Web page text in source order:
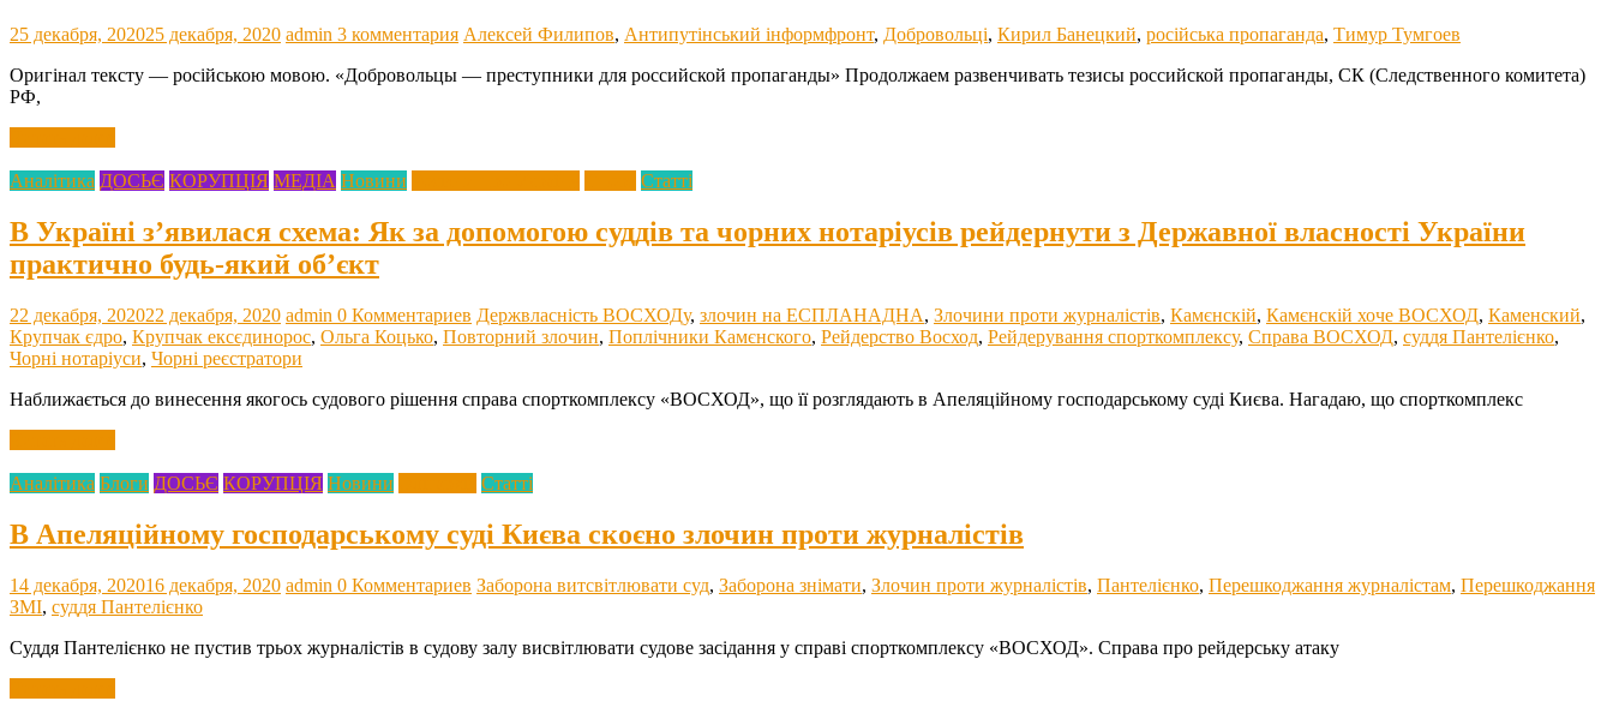
25 декабря, 202025 декабря, 2020 admin 3 комментария Алексей Филипов, Антипутінський інформфронт, Добровольці, Кирил Банецкий, російська пропаганда, Тимур Тумгоев
Оригінал тексту — російською мовою. «Добровольцы — преступники для российской пропаганды» Продолжаем развенчивать тезисы российской пропаганды, СК (Следственного комитета)
РФ,
Аналітика ДОСЬЄ КОРУПЦІЯ МЕДІА Новини Статті
В Україні з’явилася схема: Як за допомогою суддів та чорних нотаріусів рейдернути з Державної власності України
практично будь-який об’єкт
22 декабря, 202022 декабря, 2020 admin 0 Комментариев Держвласність ВОСХОДу, злочин на ЕСПЛАНАДНА, Злочини проти журналістів, Камєнскій, Камєнскій хоче ВОСХОД, Каменский,
Крупчак єдро, Крупчак ексєдинорос, Ольга Коцько, Повторний злочин, Поплічники Камєнского, Рейдерство Восход, Рейдерування спорткомплексу, Справа ВОСХОД, суддя Пантелієнко,
Чорні нотаріуси, Чорні реєстратори
Наближається до винесення якогось судового рішення справа спорткомплексу «ВОСХОД», що її розглядають в Апеляційному господарському суді Києва. Нагадаю, що спорткомплекс
Аналітика Блоги ДОСЬЄ КОРУПЦІЯ Новини Статті
В Апеляційному господарському суді Києва скоєно злочин проти журналістів
14 декабря, 202016 декабря, 2020 admin 0 Комментариев Заборона витсвітлювати суд, Заборона знімати, Злочин проти журналістів, Пантелієнко, Перешкоджання журналістам, Перешкоджання
ЗМІ, суддя Пантелієнко
Суддя Пантелієнко не пустив трьох журналістів в судову залу висвітлювати судове засідання у справі спорткомплексу «ВОСХОД». Справа про рейдерську атаку